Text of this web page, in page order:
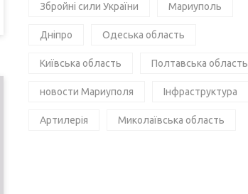
Збройні сили України Мариуполь
Дніпро Одеська область
Київська область Полтавська область
новости Мариуполя Інфраструктура
Артилерія Миколаївська область